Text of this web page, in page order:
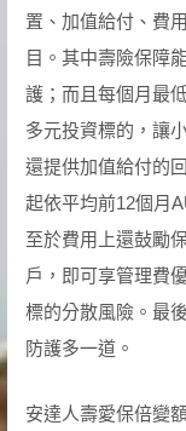
置、加值給付、費
目。其中壽險保障
護；而且每個月最
多元投資標的，讓
還提供加值給付的
起依平均前12個月
至於費用上還鼔勵
戶，即可享管理費
標的分散風險。最
防護多一道。
安達人壽愛保倍變